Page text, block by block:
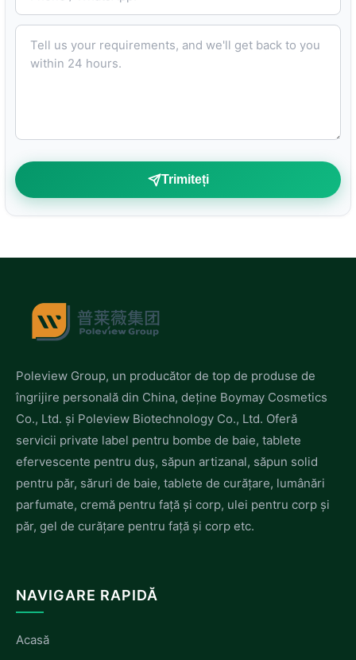
Tell us your requirements, and we'll get back to you within 24 hours.
Trimiteți
Poleview Group, un producător de top de produse de
îngrijire personală din China, deține Boymay Cosmetics
Co., Ltd. și Poleview Biotechnology Co., Ltd. Oferă
servicii private label pentru bombe de baie, tablete
efervescente pentru duș, săpun artizanal, săpun solid
pentru păr, săruri de baie, tablete de curățare, lumânări
parfumate, cremă pentru față și corp, ulei pentru corp și
păr, gel de curățare pentru față și corp etc.
NAVIGARE RAPIDĂ
Acasă